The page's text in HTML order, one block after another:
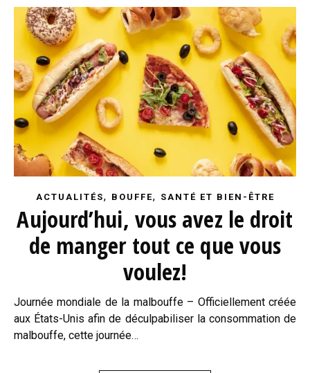
ACTUALITÉS, BOUFFE, SANTÉ ET BIEN-ÊTRE
Aujourd’hui, vous avez le droit
de manger tout ce que vous
voulez!
Journée mondiale de la malbouffe – Officiellement créée
aux États-Unis afin de déculpabiliser la consommation de
malbouffe, cette journée…